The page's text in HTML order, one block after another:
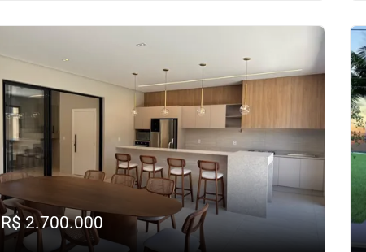
R$ 2.700.000